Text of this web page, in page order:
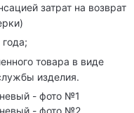
затрат на возврат
товара в виде
изделия.